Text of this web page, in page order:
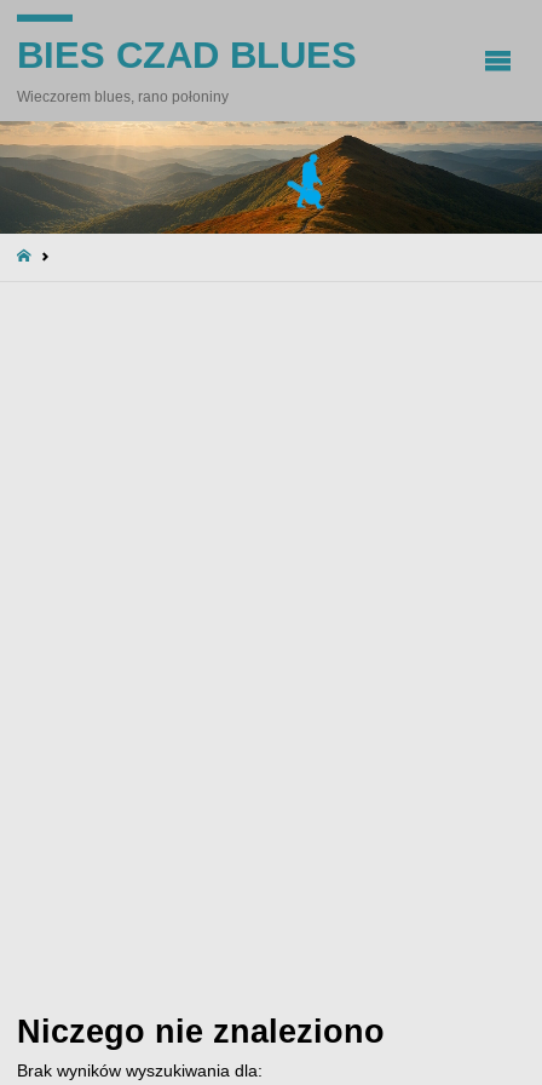
BIES CZAD BLUES
Wieczorem blues, rano połoniny
STRONA
Niczego nie znaleziono
Brak wyników wyszukiwania dla: